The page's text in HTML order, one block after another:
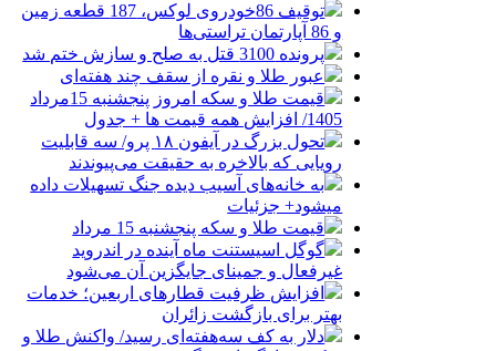
توقیف 86خودروی لوکس، 187 قطعه زمین
و 86 آپارتمان تراستی‌ها
پرونده 3100 قتل به صلح و سازش ختم شد
عبور طلا و نقره از سقف چند هفته‌ای
قیمت طلا و سکه امروز پنجشنبه 15مرداد
1405/ افزایش همه قیمت ها + جدول
تحول بزرگ در آیفون ۱۸ پرو/ سه قابلیت
رویایی که بالاخره به حقیقت می‌پیوندند
به خانه‌های آسیب دیده جنگ تسهیلات داده
میشود+ جزئیات
قیمت طلا و سکه پنجشنبه 15 مرداد
گوگل اسیستنت ماه آینده در اندروید
غیرفعال و جمینای جایگزین آن می‌شود
افزایش ظرفیت قطارهای اربعین؛ خدمات
بهتر برای بازگشت زائران
دلار به کف سه‌هفته‌ای رسید/ واکنش طلا و